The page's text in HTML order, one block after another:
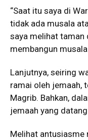
“Saat itu saya di
tidak ada musala
saya melihat taman
membangun
Lanjutnya, seiring
ramai oleh jemaah,
Magrib. Bahkan,
jemaah yang
Melihat antusiasme